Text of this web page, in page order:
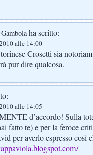
ha scritto:
alle 14:00
Crosetti sia
pur dire qualcosa.
alle 14:05
d’accordo! Sulla
fatto te) e per la feroce
per averlo espresso così